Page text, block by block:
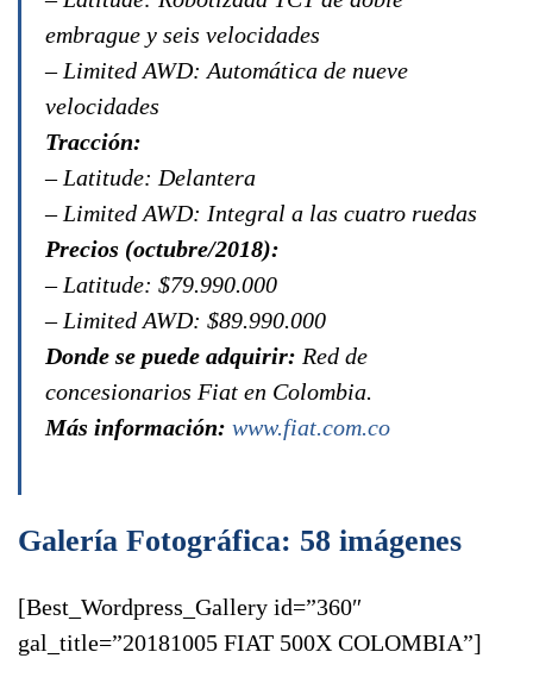
embrague y seis velocidades
– Limited AWD: Automática de nueve
velocidades
Tracción:
– Latitude: Delantera
– Limited AWD: Integral a las cuatro ruedas
Precios (octubre/2018):
– Latitude: $79.990.000
– Limited AWD: $89.990.000
Donde se puede adquirir: Red de
concesionarios Fiat en Colombia.
Más información: www.fiat.com.co
Galería Fotográfica: 58 imágenes
[Best_Wordpress_Gallery id=”360″
gal_title=”20181005 FIAT 500X COLOMBIA”]